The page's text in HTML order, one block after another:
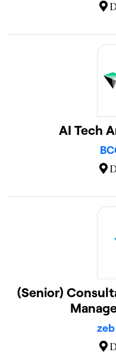
AI Tech
(Senior)